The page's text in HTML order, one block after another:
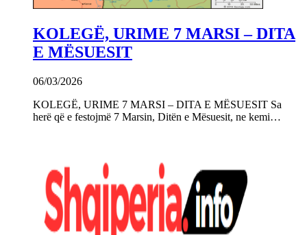
KOLEGË, URIME 7 MARSI – DITA
E MËSUESIT
06/03/2026
KOLEGË, URIME 7 MARSI – DITA E MËSUESIT Sa
herë që e festojmë 7 Marsin, Ditën e Mësuesit, ne kemi…